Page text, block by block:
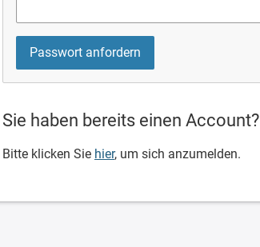
Sie haben bereits einen Account?
Bitte klicken Sie hier, um sich anzumelden.